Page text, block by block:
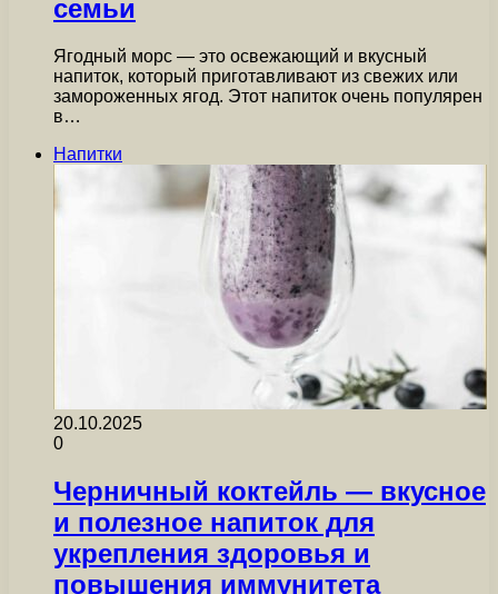
семьи
Ягодный морс — это освежающий и вкусный
напиток, который приготавливают из свежих или
замороженных ягод. Этот напиток очень популярен
в…
Напитки
20.10.2025
0
Черничный коктейль — вкусное
и полезное напиток для
укрепления здоровья и
повышения иммунитета